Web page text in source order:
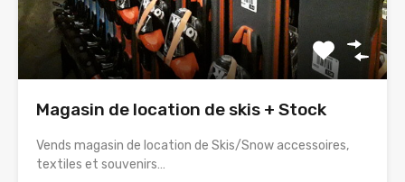
Magasin de location de skis + Stock
Vends magasin de location de Skis/Snow accessoires,
textiles et souvenirs…